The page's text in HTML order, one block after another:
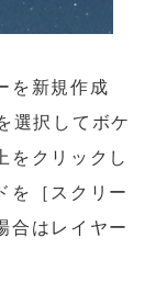
を新規作成
選択してボケ
をクリックし
を［スクリー
合はレイヤー